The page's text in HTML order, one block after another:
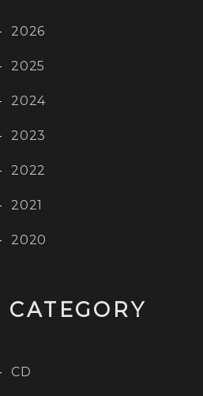
2026
2025
2024
2023
2022
2021
2020
CATEGORY
CD